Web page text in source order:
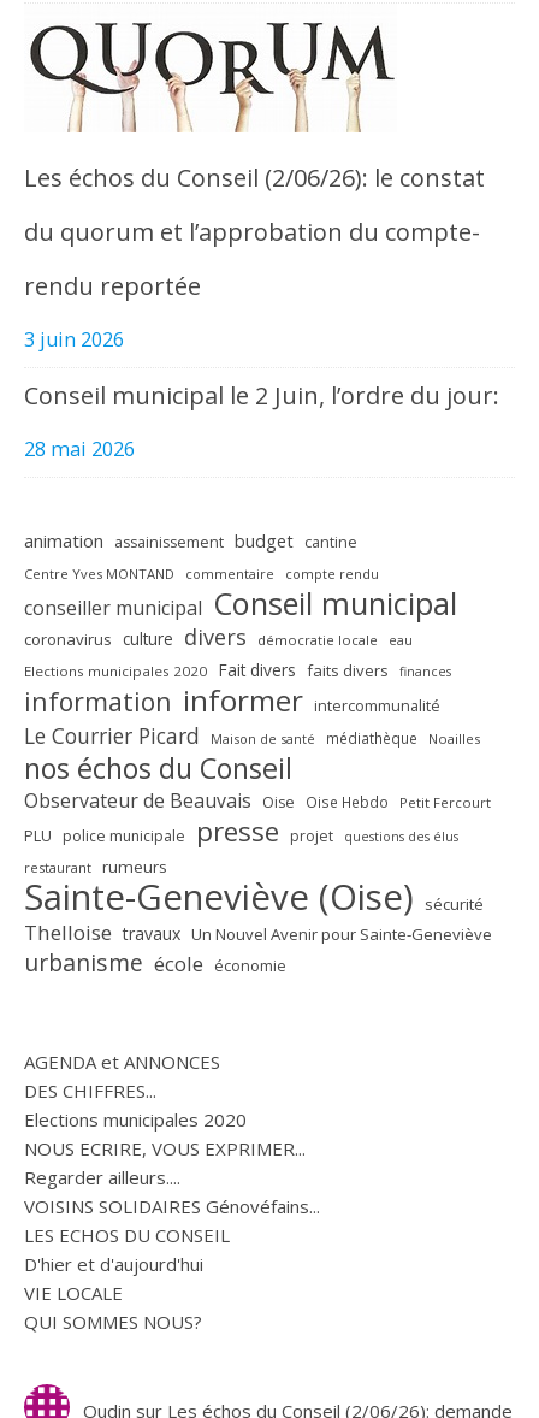
Les échos du Conseil (2/06/26): le constat
du quorum et l’approbation du compte-
rendu reportée
3 juin 2026
Conseil municipal le 2 Juin, l’ordre du jour:
28 mai 2026
animation assainissement budget cantine
Centre Yves MONTAND commentaire compte rendu
conseiller municipal Conseil municipal
coronavirus culture divers démocratie locale eau
Elections municipales 2020 Fait divers faits divers finances
information informer intercommunalité
Le Courrier Picard Maison de santé médiathèque Noailles
nos échos du Conseil
Observateur de Beauvais Oise Oise Hebdo Petit Fercourt
PLU police municipale presse projet questions des élus
restaurant rumeurs
Sainte-Geneviève (Oise) sécurité
Thelloise travaux Un Nouvel Avenir pour Sainte-Geneviève
urbanisme école économie
AGENDA et ANNONCES
DES CHIFFRES...
Elections municipales 2020
NOUS ECRIRE, VOUS EXPRIMER...
Regarder ailleurs....
VOISINS SOLIDAIRES Génovéfains...
LES ECHOS DU CONSEIL
D'hier et d'aujourd'hui
VIE LOCALE
QUI SOMMES NOUS?
Oudin sur Les échos du Conseil (2/06/26): demande